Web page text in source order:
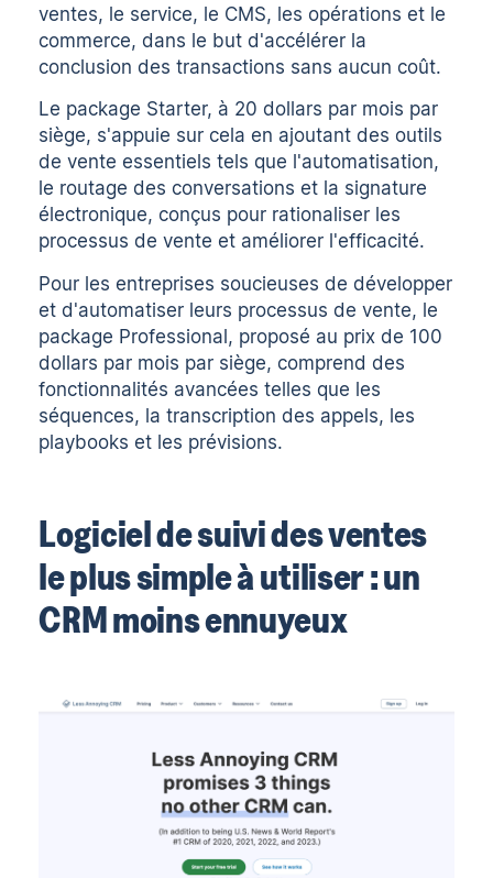
ventes, le service, le CMS, les opérations et le
commerce, dans le but d'accélérer la
conclusion des transactions sans aucun coût.
Le package Starter, à 20 dollars par mois par
siège, s'appuie sur cela en ajoutant des outils
de vente essentiels tels que l'automatisation,
le routage des conversations et la signature
électronique, conçus pour rationaliser les
processus de vente et améliorer l'efficacité.
Pour les entreprises soucieuses de développer
et d'automatiser leurs processus de vente, le
package Professional, proposé au prix de 100
dollars par mois par siège, comprend des
fonctionnalités avancées telles que les
séquences, la transcription des appels, les
playbooks et les prévisions.
Logiciel de suivi des ventes
le plus simple à utiliser : un
CRM moins ennuyeux